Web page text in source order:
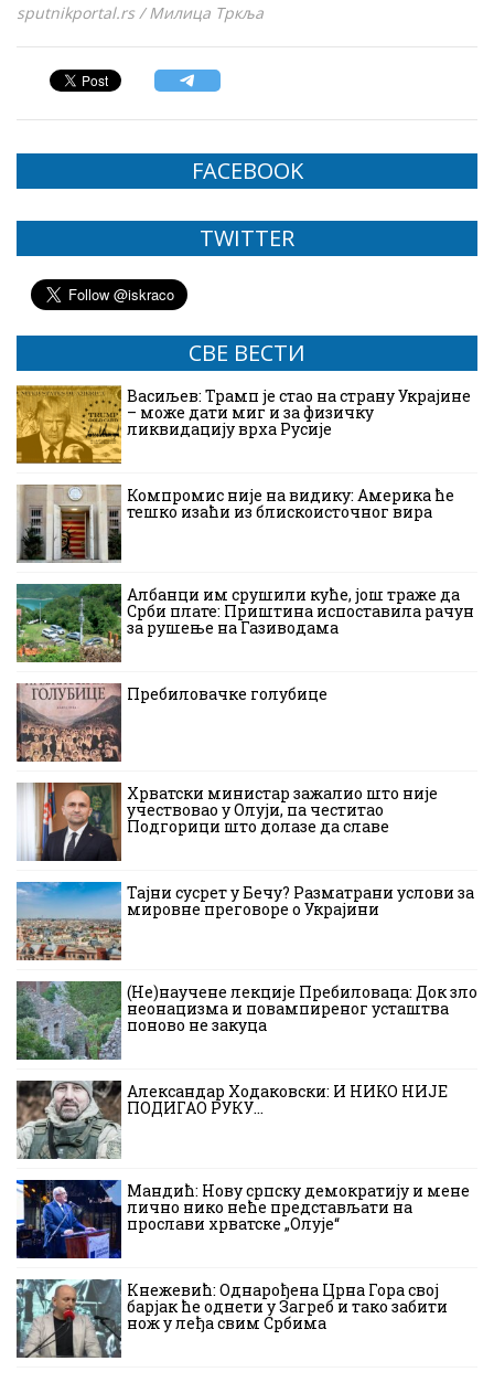
sputnikportal.rs / Милица Тркља
FACEBOOK
TWITTER
СВЕ ВЕСТИ
Васиљев: Трамп је стао на страну Украјине
– може дати миг и за физичку
ликвидацију врха Русије
Компромис није на видику: Америка ће
тешко изаћи из блискоисточног вира
Албанци им срушили куће, још траже да
Срби плате: Приштина испоставила рачун
за рушење на Газиводама
Пребиловачке голубице
Хрватски министар зажалио што није
учествовао у Олуји, па честитао
Подгорици што долазе да славе
Тајни сусрет у Бечу? Разматрани услови за
мировне преговоре о Украјини
(Не)научене лекције Пребиловаца: Док зло
неонацизма и повампиреног усташтва
поново не закуца
Александар Ходаковски: И НИКО НИЈЕ
ПОДИГАО РУКУ…
Мандић: Нову српску демократију и мене
лично нико неће представљати на
прослави хрватске „Олује“
Кнежевић: Однарођена Црна Гора свој
барјак ће однети у Загреб и тако забити
нож у леђа свим Србима